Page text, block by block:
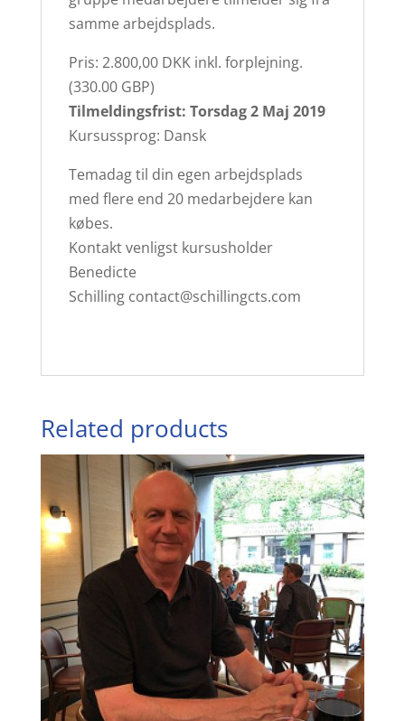
samme arbejdsplads.
Pris: 2.800,00 DKK inkl. forplejning.
(330.00 GBP)
Tilmeldingsfrist: Torsdag 2 Maj 2019
Kursussprog: Dansk
Temadag til din egen arbejdsplads
med flere end 20 medarbejdere kan
købes.
Kontakt venligst kursusholder
Benedicte
Schilling contact@schillingcts.com
Related products